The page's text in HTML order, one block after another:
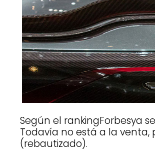
Según el rankingForbesya
Todavía no está a la venta,
(rebautizado).